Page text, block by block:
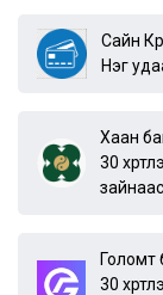
Сайн
Нэг
Хаан
30
зайнаас
Голомт
30